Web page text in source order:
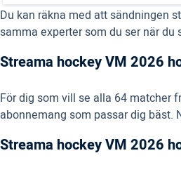
Du kan räkna med att sändningen
samma experter som du ser när du
Streama hockey VM 2026
För dig som vill se alla 64 matcher
abonnemang som passar dig bäst.
Streama hockey VM 2026